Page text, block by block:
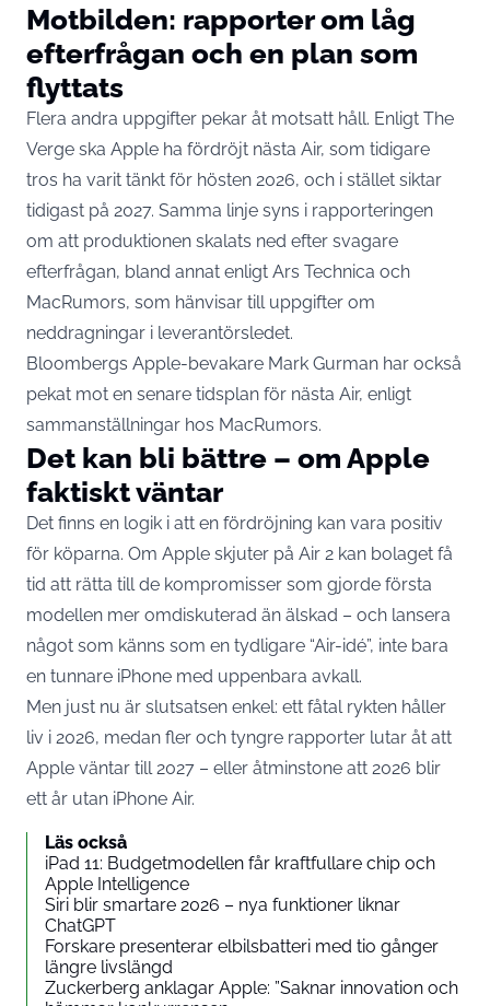
Motbilden: rapporter om låg
efterfrågan och en plan som
flyttats
Flera andra uppgifter pekar åt motsatt håll. Enligt The
Verge ska Apple ha fördröjt nästa Air, som tidigare
tros ha varit tänkt för hösten 2026, och i stället siktar
tidigast på 2027. Samma linje syns i rapporteringen
om att produktionen skalats ned efter svagare
efterfrågan, bland annat enligt Ars Technica och
MacRumors, som hänvisar till uppgifter om
neddragningar i leverantörsledet.
Bloombergs Apple-bevakare Mark Gurman har också
pekat mot en senare tidsplan för nästa Air, enligt
sammanställningar hos MacRumors.
Det kan bli bättre – om Apple
faktiskt väntar
Det finns en logik i att en fördröjning kan vara positiv
för köparna. Om Apple skjuter på Air 2 kan bolaget få
tid att rätta till de kompromisser som gjorde första
modellen mer omdiskuterad än älskad – och lansera
något som känns som en tydligare “Air-idé”, inte bara
en tunnare iPhone med uppenbara avkall.
Men just nu är slutsatsen enkel: ett fåtal rykten håller
liv i 2026, medan fler och tyngre rapporter lutar åt att
Apple väntar till 2027 – eller åtminstone att 2026 blir
ett år utan iPhone Air.
Läs också
iPad 11: Budgetmodellen får kraftfullare chip och
Apple Intelligence
Siri blir smartare 2026 – nya funktioner liknar
ChatGPT
Forskare presenterar elbilsbatteri med tio gånger
längre livslängd
Zuckerberg anklagar Apple: ”Saknar innovation och